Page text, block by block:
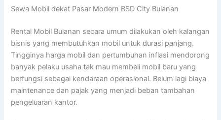
Sewa Mobil dekat Pasar Modern BSD City Bulanan
Rental Mobil Bulanan secara umum dilakukan oleh kalangan
bisnis yang membutuhkan mobil untuk durasi panjang.
Tingginya harga mobil dan pertumbuhan inflasi mendorong
banyak pelaku usaha tak mau membeli mobil baru yang
berfungsi sebagai kendaraan operasional. Belum lagi biaya
maintenance dan pajak yang menjadi beban tambahan
pengeluaran kantor.